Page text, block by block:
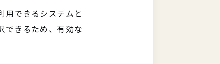
用できるシステムと
できるため、有効な